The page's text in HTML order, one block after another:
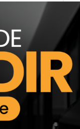
para los
El